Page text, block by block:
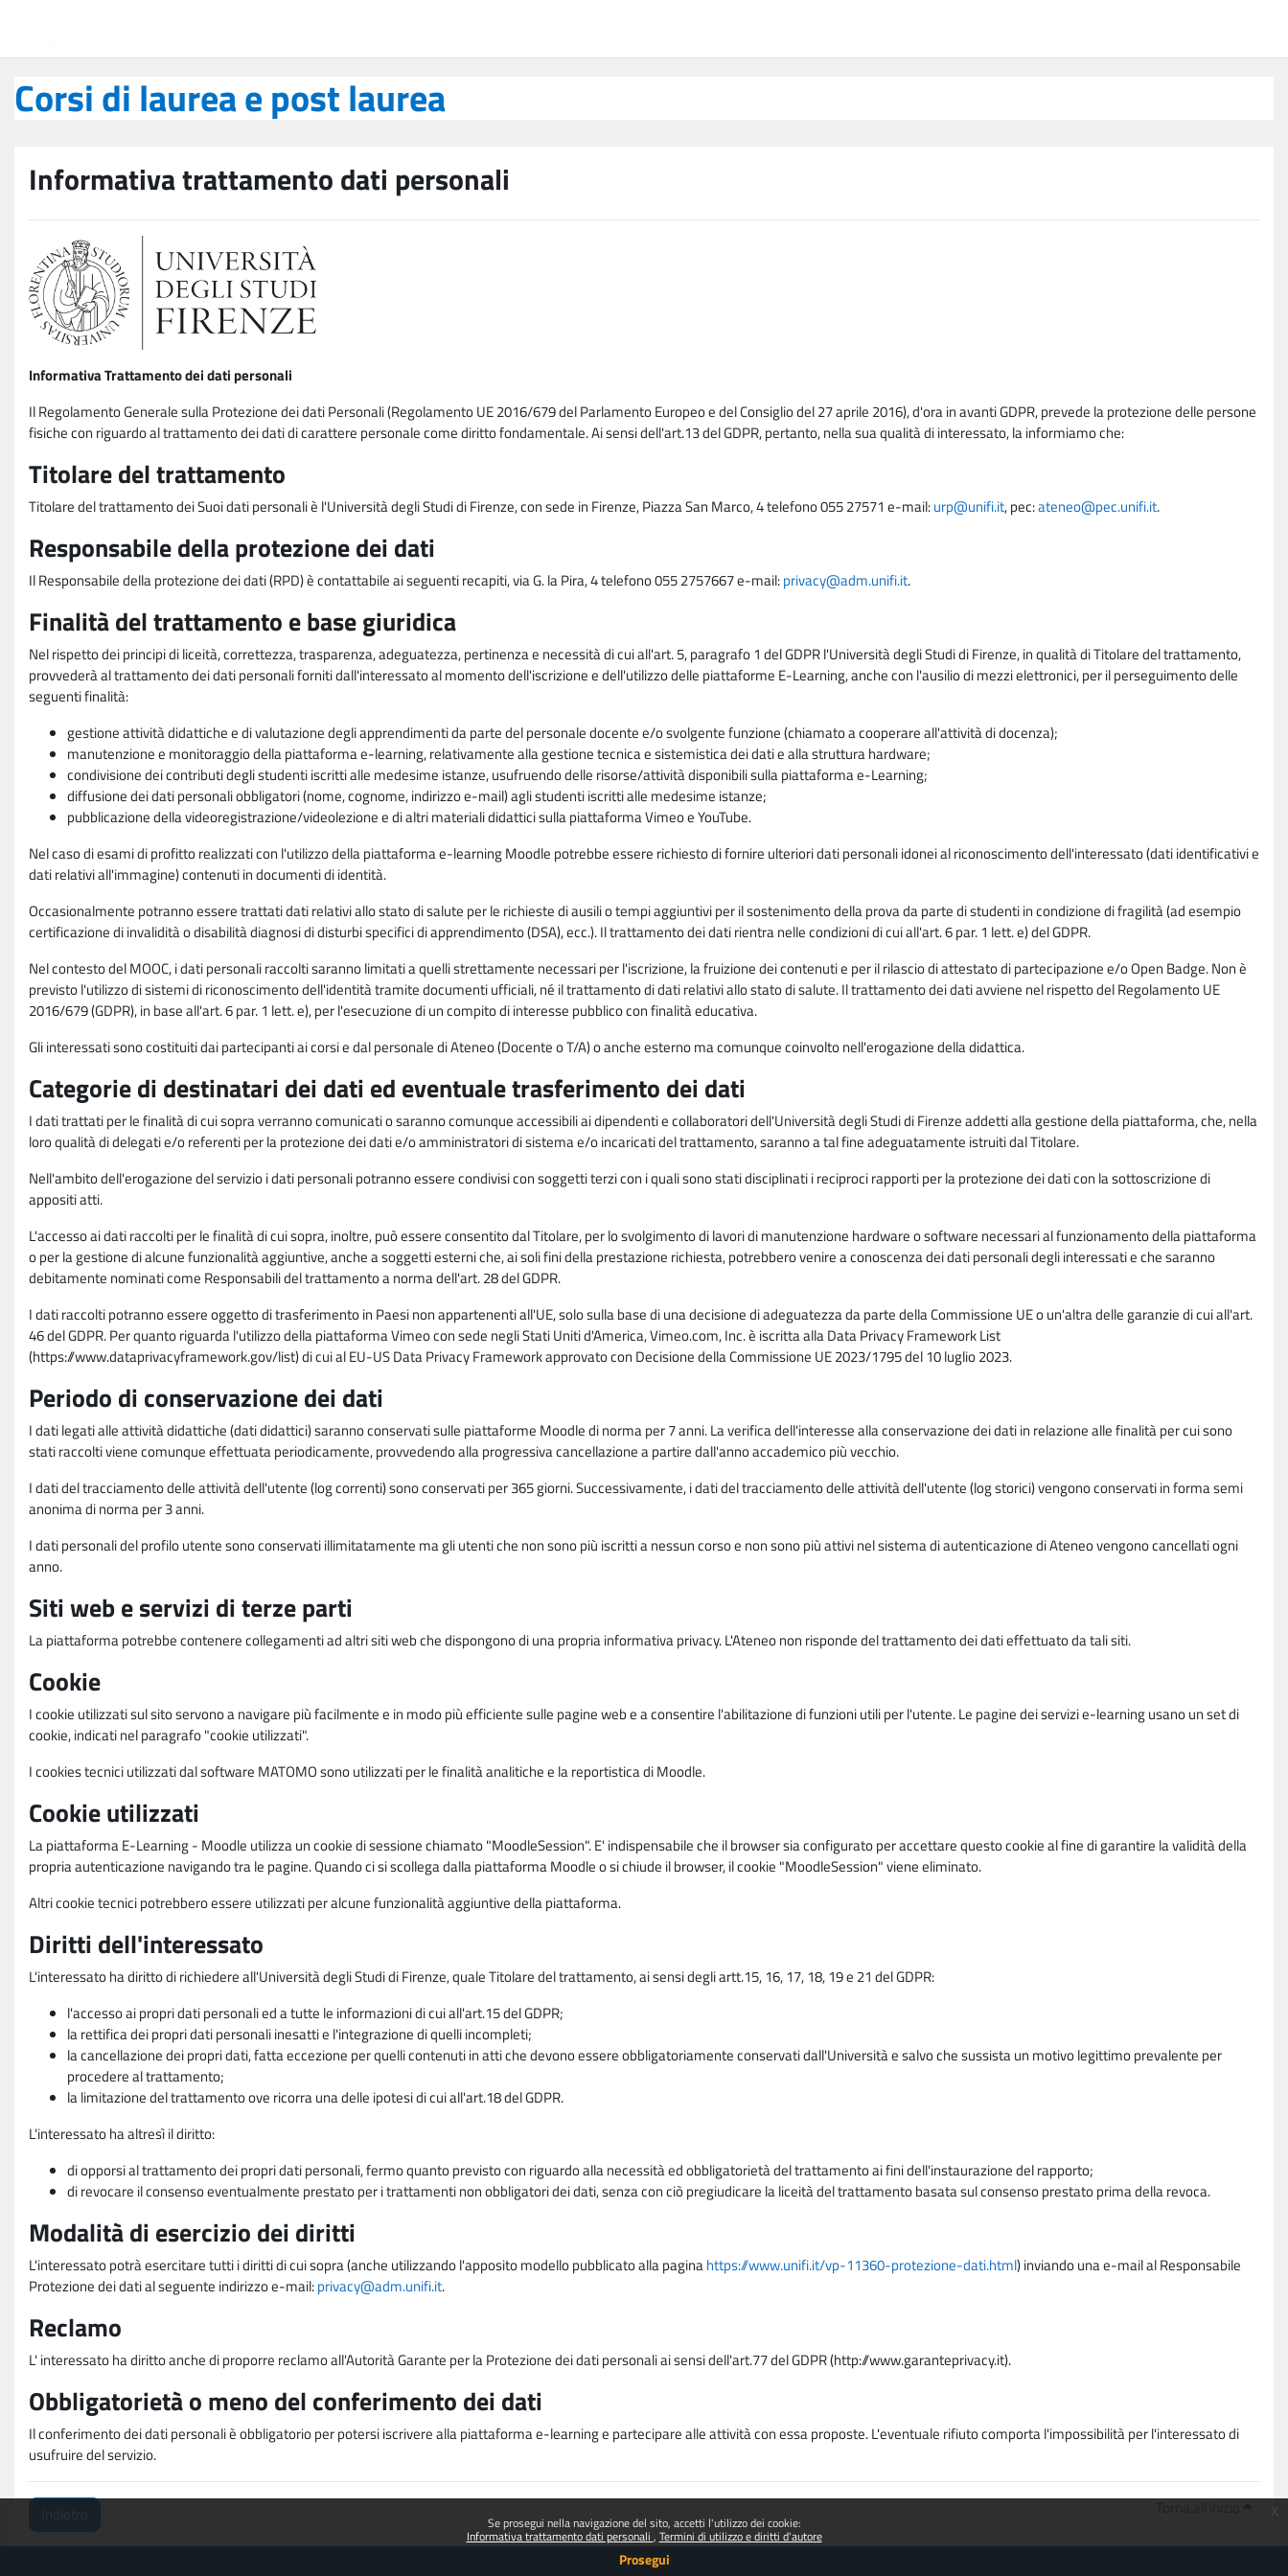
Se prosegui nella navigazione del sito, accetti l'utilizzo dei cookie:
Informativa trattamento dati personali Termini di utilizzo e diritti d'autore
Prosegui
Corsi di laurea e post laurea
Informativa trattamento dati personali
Informativa Trattamento dei dati personali
Il Regolamento Generale sulla Protezione dei dati Personali (Regolamento UE 2016/679 del Parlamento Europeo e del Consiglio del 27 aprile 2016), d'ora in avanti GDPR, prevede la protezione delle persone
fisiche con riguardo al trattamento dei dati di carattere personale come diritto fondamentale. Ai sensi dell'art.13 del GDPR, pertanto, nella sua qualità di interessato, la informiamo che:
Titolare del trattamento
Titolare del trattamento dei Suoi dati personali è l'Università degli Studi di Firenze, con sede in Firenze, Piazza San Marco, 4 telefono 055 27571 e-mail:urp@unifi.it, pec:ateneo@pec.unifi.it.
Responsabile della protezione dei dati
Il Responsabile della protezione dei dati (RPD) è contattabile ai seguenti recapiti, via G. la Pira, 4 telefono 055 2757667 e-mail:privacy@adm.unifi.it.
Finalità del trattamento e base giuridica
Nel rispetto dei principi di liceità, correttezza, trasparenza, adeguatezza, pertinenza e necessità di cui all'art. 5, paragrafo 1 del GDPR l'Università degli Studi di Firenze, in qualità di Titolare del trattamento,
provvederà al trattamento dei dati personali forniti dall'interessato al momento dell'iscrizione e dell'utilizzo delle piattaforme E-Learning, anche con l'ausilio di mezzi elettronici, per il perseguimento delle
seguenti finalità:
gestione attività didattiche e di valutazione degli apprendimenti da parte del personale docente e/o svolgente funzione (chiamato a cooperare all'attività di docenza);
manutenzione e monitoraggio della piattaforma e-learning, relativamente alla gestione tecnica e sistemistica dei dati e alla struttura hardware;
condivisione dei contributi degli studenti iscritti alle medesime istanze, usufruendo delle risorse/attività disponibili sulla piattaforma e-Learning;
diffusione dei dati personali obbligatori (nome, cognome, indirizzo e-mail) agli studenti iscritti alle medesime istanze;
pubblicazione della videoregistrazione/videolezione e di altri materiali didattici sulla piattaforma Vimeo e YouTube.
Nel caso di esami di profitto realizzati con l'utilizzo della piattaforma e-learning Moodle potrebbe essere richiesto di fornire ulteriori dati personali idonei al riconoscimento dell'interessato (dati identificativi e
dati relativi all'immagine) contenuti in documenti di identità.
Occasionalmente potranno essere trattati dati relativi allo stato di salute per le richieste di ausili o tempi aggiuntivi per il sostenimento della prova da parte di studenti in condizione di fragilità (ad esempio
certificazione di invalidità o disabilità diagnosi di disturbi specifici di apprendimento (DSA), ecc.). Il trattamento dei dati rientra nelle condizioni di cui all'art. 6 par. 1 lett. e) del GDPR.
Nel contesto del MOOC, i dati personali raccolti saranno limitati a quelli strettamente necessari per l'iscrizione, la fruizione dei contenuti e per il rilascio di attestato di partecipazione e/o Open Badge. Non è
previsto l'utilizzo di sistemi di riconoscimento dell'identità tramite documenti ufficiali, né il trattamento di dati relativi allo stato di salute. Il trattamento dei dati avviene nel rispetto del Regolamento UE
2016/679 (GDPR), in base all'art. 6 par. 1 lett. e), per l'esecuzione di un compito di interesse pubblico con finalità educativa.
Gli interessati sono costituiti dai partecipanti ai corsi e dal personale di Ateneo (Docente o T/A) o anche esterno ma comunque coinvolto nell'erogazione della didattica.
Categorie di destinatari dei dati ed eventuale trasferimento dei dati
I dati trattati per le finalità di cui sopra verranno comunicati o saranno comunque accessibili ai dipendenti e collaboratori dell'Università degli Studi di Firenze addetti alla gestione della piattaforma, che, nella
loro qualità di delegati e/o referenti per la protezione dei dati e/o amministratori di sistema e/o incaricati del trattamento, saranno a tal fine adeguatamente istruiti dal Titolare.
Nell'ambito dell'erogazione del servizio i dati personali potranno essere condivisi con soggetti terzi con i quali sono stati disciplinati i reciproci rapporti per la protezione dei dati con la sottoscrizione di
appositi atti.
L'accesso ai dati raccolti per le finalità di cui sopra, inoltre, può essere consentito dal Titolare, per lo svolgimento di lavori di manutenzione hardware o software necessari al funzionamento della piattaforma
o per la gestione di alcune funzionalità aggiuntive, anche a soggetti esterni che, ai soli fini della prestazione richiesta, potrebbero venire a conoscenza dei dati personali degli interessati e che saranno
debitamente nominati come Responsabili del trattamento a norma dell'art. 28 del GDPR.
I dati raccolti potranno essere oggetto di trasferimento in Paesi non appartenenti all'UE, solo sulla base di una decisione di adeguatezza da parte della Commissione UE o un'altra delle garanzie di cui all'art.
46 del GDPR. Per quanto riguarda l'utilizzo della piattaforma Vimeo con sede negli Stati Uniti d'America, Vimeo.com, Inc. è iscritta alla Data Privacy Framework List
(https://www.dataprivacyframework.gov/list) di cui al EU-US Data Privacy Framework approvato con Decisione della Commissione UE 2023/1795 del 10 luglio 2023.
Periodo di conservazione dei dati
I dati legati alle attività didattiche (dati didattici) saranno conservati sulle piattaforme Moodle di norma per 7 anni. La verifica dell'interesse alla conservazione dei dati in relazione alle finalità per cui sono
stati raccolti viene comunque effettuata periodicamente, provvedendo alla progressiva cancellazione a partire dall'anno accademico più vecchio.
I dati del tracciamento delle attività dell'utente (log correnti) sono conservati per 365 giorni. Successivamente, i dati del tracciamento delle attività dell'utente (log storici) vengono conservati in forma semi
anonima di norma per 3 anni.
I dati personali del profilo utente sono conservati illimitatamente ma gli utenti che non sono più iscritti a nessun corso e non sono più attivi nel sistema di autenticazione di Ateneo vengono cancellati ogni
anno.
Siti web e servizi di terze parti
La piattaforma potrebbe contenere collegamenti ad altri siti web che dispongono di una propria informativa privacy. L'Ateneo non risponde del trattamento dei dati effettuato da tali siti.
Cookie
I cookie utilizzati sul sito servono a navigare più facilmente e in modo più efficiente sulle pagine web e a consentire l'abilitazione di funzioni utili per l'utente. Le pagine dei servizi e-learning usano un set di
cookie, indicati nel paragrafo "cookie utilizzati".
I cookies tecnici utilizzati dal software MATOMO sono utilizzati per le finalità analitiche e la reportistica di Moodle.
Cookie utilizzati
La piattaforma E-Learning - Moodle utilizza un cookie di sessione chiamato "MoodleSession". E' indispensabile che il browser sia configurato per accettare questo cookie al fine di garantire la validità della
propria autenticazione navigando tra le pagine. Quando ci si scollega dalla piattaforma Moodle o si chiude il browser, il cookie "MoodleSession" viene eliminato.
Altri cookie tecnici potrebbero essere utilizzati per alcune funzionalità aggiuntive della piattaforma.
Diritti dell'interessato
L'interessato ha diritto di richiedere all'Università degli Studi di Firenze, quale Titolare del trattamento, ai sensi degli artt.15, 16, 17, 18, 19 e 21 del GDPR:
l'accesso ai propri dati personali ed a tutte le informazioni di cui all'art.15 del GDPR;
la rettifica dei propri dati personali inesatti e l'integrazione di quelli incompleti;
la cancellazione dei propri dati, fatta eccezione per quelli contenuti in atti che devono essere obbligatoriamente conservati dall'Università e salvo che sussista un motivo legittimo prevalente per
procedere al trattamento;
la limitazione del trattamento ove ricorra una delle ipotesi di cui all'art.18 del GDPR.
L'interessato ha altresì il diritto:
di opporsi al trattamento dei propri dati personali, fermo quanto previsto con riguardo alla necessità ed obbligatorietà del trattamento ai fini dell'instaurazione del rapporto;
di revocare il consenso eventualmente prestato per i trattamenti non obbligatori dei dati, senza con ciò pregiudicare la liceità del trattamento basata sul consenso prestato prima della revoca.
Modalità di esercizio dei diritti
L'interessato potrà esercitare tutti i diritti di cui sopra (anche utilizzando l'apposito modello pubblicato alla paginahttps://www.unifi.it/vp-11360-protezione-dati.html) inviando una e-mail al Responsabile
Protezione dei dati al seguente indirizzo e-mail:privacy@adm.unifi.it.
Reclamo
L' interessato ha diritto anche di proporre reclamo all'Autorità Garante per la Protezione dei dati personali ai sensi dell'art.77 del GDPR (http://www.garanteprivacy.it).
Obbligatorietà o meno del conferimento dei dati
Il conferimento dei dati personali è obbligatorio per potersi iscrivere alla piattaforma e-learning e partecipare alle attività con essa proposte. L'eventuale rifiuto comporta l'impossibilità per l'interessato di
usufruire del servizio.
Indietro Torna all'inizio